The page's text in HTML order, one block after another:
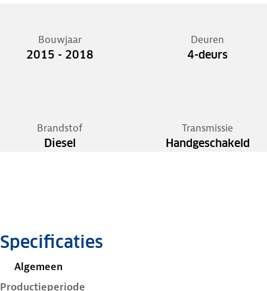
Bouwjaar
2015 - 2018
Deuren
4-deurs
Brandstof
Diesel
Transmissie
Handgeschakeld
Specificaties
Algemeen
Productieperiode